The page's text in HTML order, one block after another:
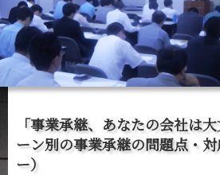
「事業承継、あなたの会社は
ーン別の事業承継の問題点・
ー）